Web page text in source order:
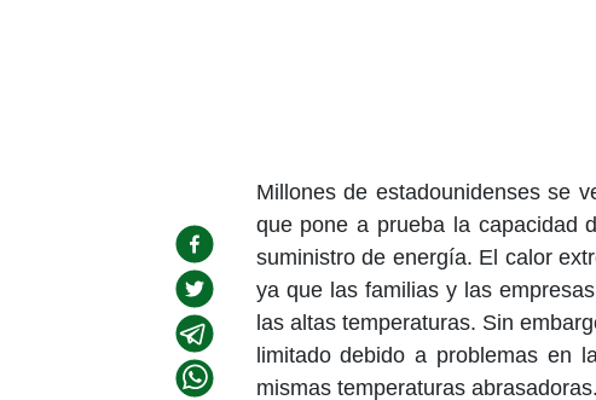
Millones de estadounidenses se
que pone a prueba la capacidad
suministro de energía. El calor
ya que las familias y las
las altas temperaturas. Sin
limitado debido a problemas en
mismas temperaturas abrasadoras.